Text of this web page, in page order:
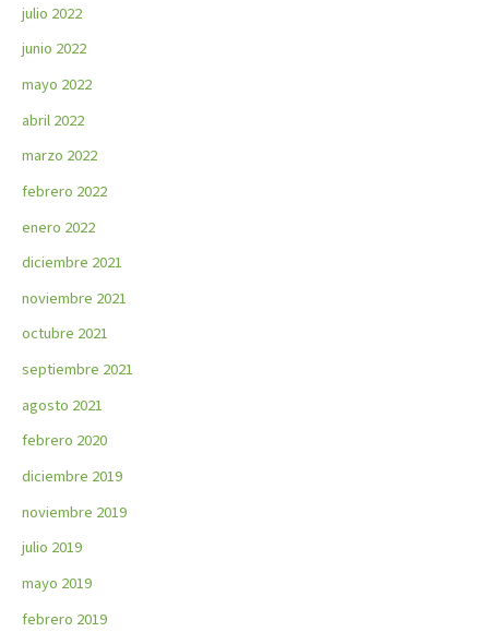
julio 2022
junio 2022
mayo 2022
abril 2022
marzo 2022
febrero 2022
enero 2022
diciembre 2021
noviembre 2021
octubre 2021
septiembre 2021
agosto 2021
febrero 2020
diciembre 2019
noviembre 2019
julio 2019
mayo 2019
febrero 2019